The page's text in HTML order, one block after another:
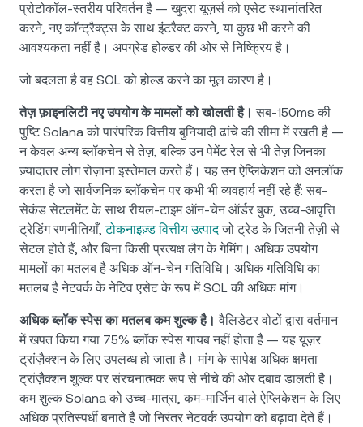
प्रोटोकॉल-स्तरीय परिवर्तन है — खुदरा यूज़र्स को एसेट स्थानांतरित
करने, नए कॉन्ट्रैक्ट्स के साथ इंटरैक्ट करने, या कुछ भी करने की
आवश्यकता नहीं है। अपग्रेड होल्डर की ओर से निष्क्रिय है।
जो बदलता है वह SOL को होल्ड करने का मूल कारण है।
तेज़ फ़ाइनलिटी नए उपयोग के मामलों को खोलती है।सब-150ms की
पुष्टि Solana को पारंपरिक वित्तीय बुनियादी ढांचे की सीमा में रखती है —
न केवल अन्य ब्लॉकचेन से तेज़, बल्कि उन पेमेंट रेल से भी तेज़ जिनका
ज़्यादातर लोग रोज़ाना इस्तेमाल करते हैं। यह उन ऐप्लिकेशन को अनलॉक
करता है जो सार्वजनिक ब्लॉकचेन पर कभी भी व्यवहार्य नहीं रहे हैं: सब-
सेकंड सेटलमेंट के साथ रीयल-टाइम ऑन-चेन ऑर्डर बुक, उच्च-आवृत्ति
ट्रेडिंग रणनीतियाँ, टोकनाइज़्ड वित्तीय उत्पादजो ट्रेड के जितनी तेज़ी से
सेटल होते हैं, और बिना किसी प्रत्यक्ष लैग के गेमिंग। अधिक उपयोग
मामलों का मतलब है अधिक ऑन-चेन गतिविधि। अधिक गतिविधि का
मतलब है नेटवर्क के नेटिव एसेट के रूप में SOL की अधिक मांग।
अधिक ब्लॉक स्पेस का मतलब कम शुल्क है।वैलिडेटर वोटों द्वारा वर्तमान
में खपत किया गया 75% ब्लॉक स्पेस गायब नहीं होता है — यह यूज़र
ट्रांज़ैक्शन के लिए उपलब्ध हो जाता है। मांग के सापेक्ष अधिक क्षमता
ट्रांज़ैक्शन शुल्क पर संरचनात्मक रूप से नीचे की ओर दबाव डालती है।
कम शुल्क Solana को उच्च-मात्रा, कम-मार्जिन वाले ऐप्लिकेशन के लिए
अधिक प्रतिस्पर्धी बनाते हैं जो निरंतर नेटवर्क उपयोग को बढ़ावा देते हैं।